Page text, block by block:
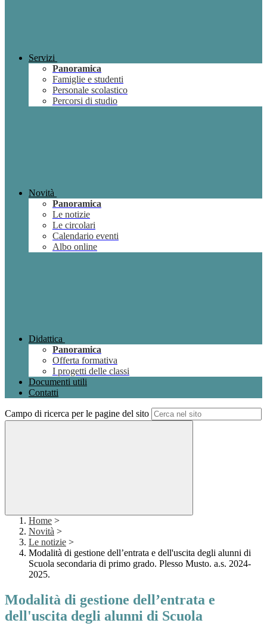
Servizi
Panoramica
Famiglie e studenti
Personale scolastico
Percorsi di studio
Novità
Panoramica
Le notizie
Le circolari
Calendario eventi
Albo online
Didattica
Panoramica
Offerta formativa
I progetti delle classi
Documenti utili
Contatti
Campo di ricerca per le pagine del sito
Home >
Novità >
Le notizie >
Modalità di gestione dell’entrata e dell'uscita degli alunni di
Scuola secondaria di primo grado. Plesso Musto. a.s. 2024-
2025.
Modalità di gestione dell’entrata e
dell'uscita degli alunni di Scuola